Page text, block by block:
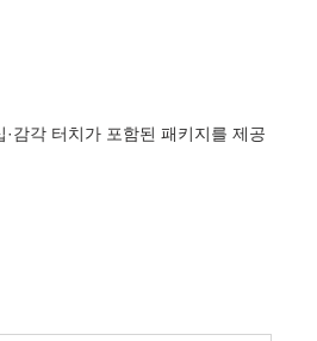
·감각 터치가 포함된 패키지를 제공